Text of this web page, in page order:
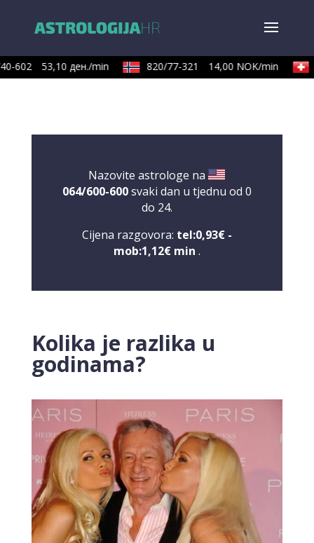
602 53,10 ден./min 820/77-321 14,00 NOK/min
Nazovite astrologe na
064/600-600svaki dan u tjednu od 0
do 24.
Cijena razgovora: tel:0,93€ -
mob:1,12€ min .
Kolika je razlika u
godinama?